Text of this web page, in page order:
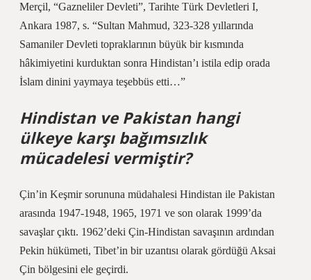
Merçil, “Gazneliler Devleti”, Tarihte Türk Devletleri I,
Ankara 1987, s. “Sultan Mahmud, 323-328 yıllarında
Samaniler Devleti topraklarının büyük bir kısmında
hâkimiyetini kurduktan sonra Hindistan’ı istila edip orada
İslam dinini yaymaya teşebbüs etti…”
Hindistan ve Pakistan hangi
ülkeye karşı bağımsızlık
mücadelesi vermiştir?
Çin’in Keşmir sorununa müdahalesi Hindistan ile Pakistan
arasında 1947-1948, 1965, 1971 ve son olarak 1999’da
savaşlar çıktı. 1962’deki Çin-Hindistan savaşının ardından
Pekin hükümeti, Tibet’in bir uzantısı olarak gördüğü Aksai
Çin bölgesini ele geçirdi.